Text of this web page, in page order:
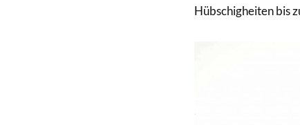
Hübschigheiten bis